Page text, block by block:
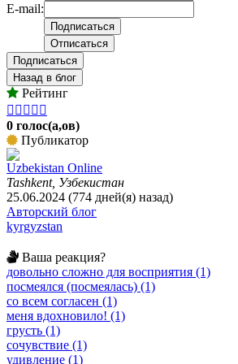
E-mail:
Подписаться
Назад в блог
Рейтинг
    
0 голос(а,ов)
Публикатор
Uzbekistan Online
Tashkent, Узбекистан
25.06.2024 (774 дней(я) назад)
Авторский блог
kyrgyzstan
Ваша реакция?
довольно сложно для восприятия (1)
посмеялся (посмеялась) (1)
со всем согласен (1)
меня вдохновило! (1)
грусть (1)
сочувствие (1)
удивление (1)